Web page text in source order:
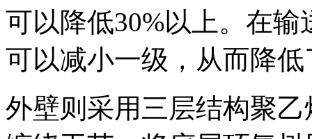
可以降低30%以上。在
可以减小一级，从而降
外壁则采用三层结构聚